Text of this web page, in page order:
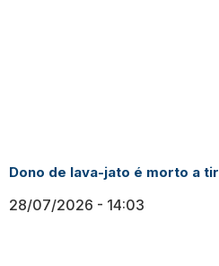
Dono de lava-jato é morto a
28/07/2026 14:03